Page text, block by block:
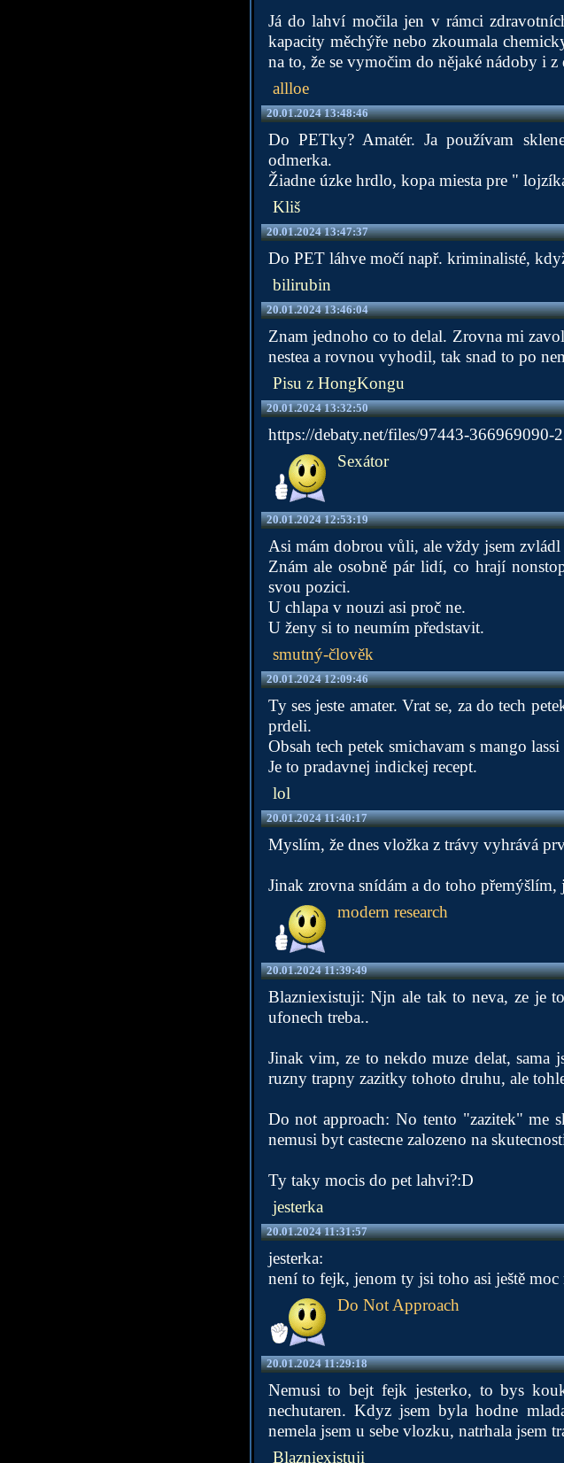
Já do lahví močila jen v rámci
kapacity měchýře nebo zkoumala
na to, že se vymočim do nějaké nádoby i
allloe
20.01.2024 13:48:46
Do PETky? Amatér. Ja používam
odmerka.
Žiadne úzke hrdlo, kopa miesta pre "
Kliš
20.01.2024 13:47:37
Do PET láhve močí např. kriminalisté,
bilirubin
20.01.2024 13:46:04
Znam jednoho co to delal. Zrovna mi
nestea a rovnou vyhodil, tak snad to po
Pisu z HongKongu
20.01.2024 13:32:50
https://debaty.net/files/97443-
Sexátor
20.01.2024 12:53:19
Asi mám dobrou vůli, ale vždy jsem
Znám ale osobně pár lidí, co hrají
svou pozici.
U chlapa v nouzi asi proč ne.
U ženy si to neumím představit.
smutný-člověk
20.01.2024 12:09:46
Ty ses jeste amater. Vrat se, za do tech
prdeli.
Obsah tech petek smichavam s mango
Je to pradavnej indickej recept.
lol
20.01.2024 11:40:17
Myslím, že dnes vložka z trávy vyhrává
Jinak zrovna snídám a do toho přemýšlím,
modern research
20.01.2024 11:39:49
Blazniexistuji: Njn ale tak to neva, ze je
ufonech treba..
Jinak vim, ze to nekdo muze delat, sama
ruzny trapny zazitky tohoto druhu, ale
Do not approach: No tento "zazitek" me
nemusi byt castecne zalozeno na
Ty taky mocis do pet lahvi?:D
jesterka
20.01.2024 11:31:57
jesterka:
není to fejk, jenom ty jsi toho asi ještě
Do Not Approach
20.01.2024 11:29:18
Nemusi to bejt fejk jesterko, to bys
nechutaren. Kdyz jsem byla hodne
nemela jsem u sebe vlozku, natrhala jsem
Blazniexistuji